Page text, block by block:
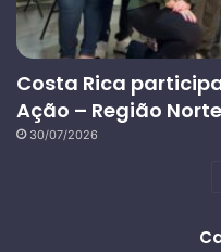
Costa Rica
Ação – Região
30/07/2026